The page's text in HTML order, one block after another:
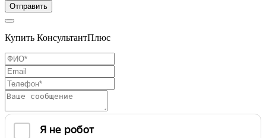
Отправить
Купить КонсультантПлюс